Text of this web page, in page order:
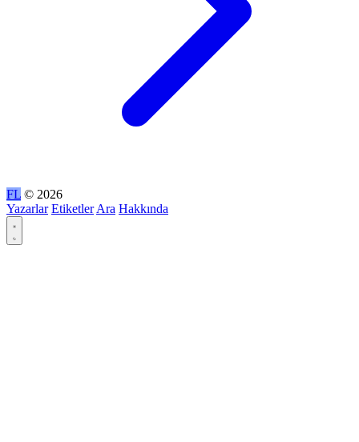
FL © 2026
Yazarlar Etiketler Ara Hakkında